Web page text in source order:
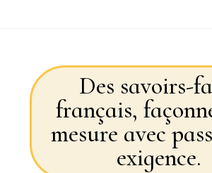
Des savoirs-
français,
mesure avec
exigence.